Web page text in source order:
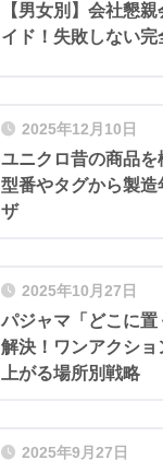
【男女別】会社懇
イド！失敗しない
2025年12月10日
ユニクロ昔の商品を
型番やタグから製
ザ
2025年10月27日
パジャマ「どこに
解決！ワンアクシ
上がる場所別戦略
2025年9月27日